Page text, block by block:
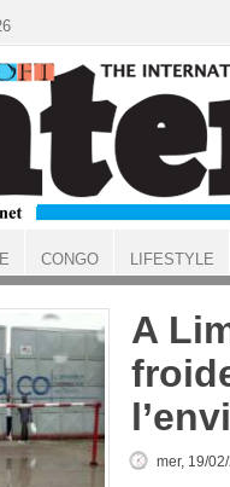
A
mer, 19/
CONGO LIFESTYLE